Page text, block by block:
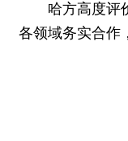
哈方高度评
各领域务实合作